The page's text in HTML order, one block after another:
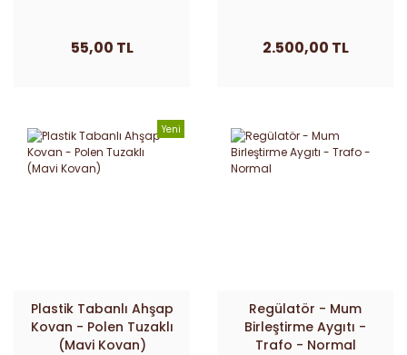
55,00 TL 2.500,00 TL
Yeni
Plastik Tabanlı Ahşap
Kovan - Polen Tuzaklı
(Mavi Kovan)
Regülatör - Mum
Birleştirme Aygıtı -
Trafo - Normal